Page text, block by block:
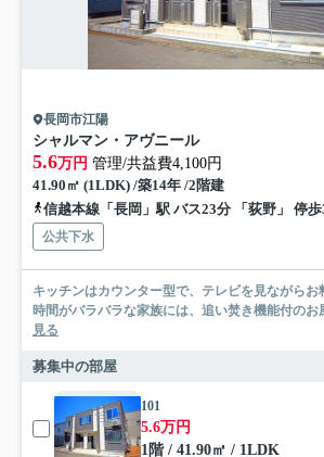
長岡市江陽
シャルマン・アヴニール
5.6万円 管理/共益費4,100円
41.90㎡ (1LDK) /築14年 /2階建
信越本線「長岡」駅 バス23分 「荻野」 停
公共下水
キッチンはカウンター型で、テレビを見ながら
時間がバラバラな家族には、追い焚き機能付のお
見る
募集中の部屋
101
5.6万円
1階 / 41.90㎡ / 1LDK